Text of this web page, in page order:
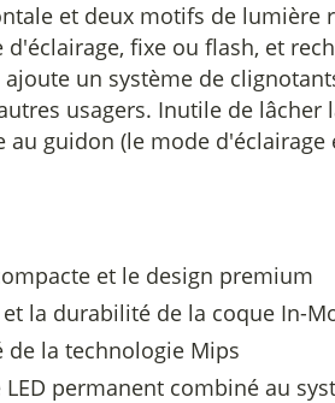
et deux motifs de lumière
fixe ou flash, et
ajoute un système de
usagers. Inutile de
au guidon (le mode d'éclairage
et le design premium
la durabilité de la coque In-
de la technologie Mips
LED permanent combiné au